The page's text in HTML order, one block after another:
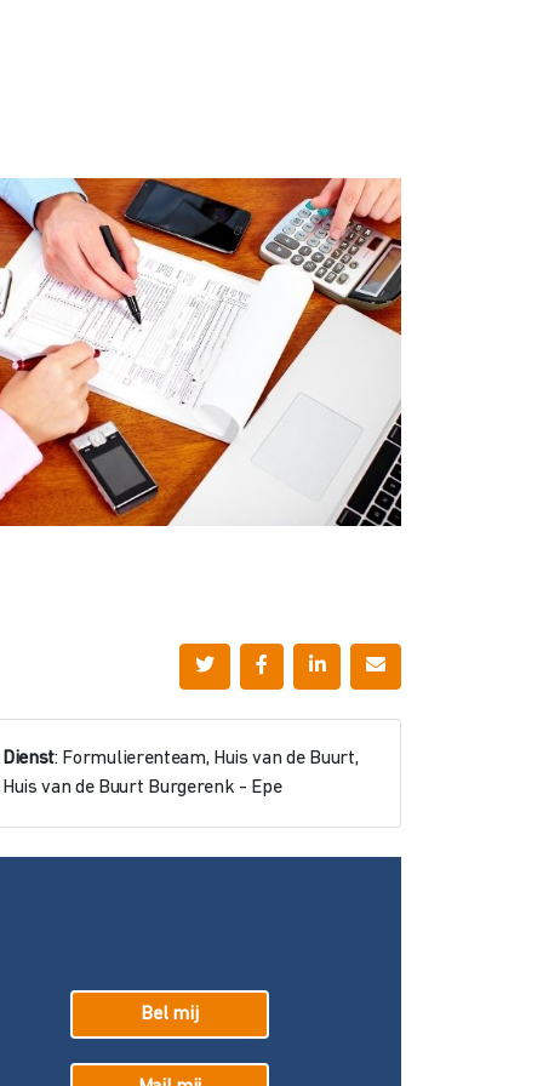
Dienst: Formulierenteam, Huis van de Buurt,
Huis van de Buurt Burgerenk - Epe
Bel mij